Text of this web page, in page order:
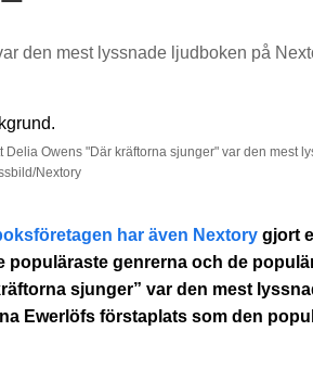
den mest lyssnade ljudboken på
Owens "Där kräftorna sjunger" var den mest
Nextory
har även Nextory gjort
populäraste genrerna och de
sjunger” var den mest
Ewerlöfs förstaplats som den